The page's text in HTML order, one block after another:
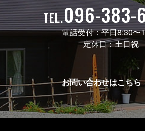
TEL.096-383-
電話受付：平日8:30〜
定休日：土日祝
お問い合わせはこちら